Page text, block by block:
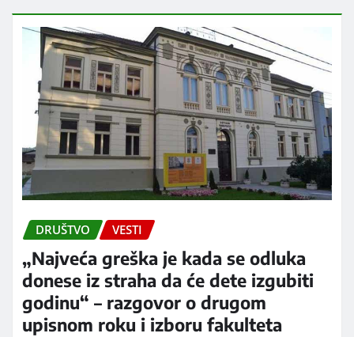
DRUŠTVO VESTI
„Najveća greška je kada se odluka
donese iz straha da će dete izgubiti
godinu“ – razgovor o drugom
upisnom roku i izboru fakulteta